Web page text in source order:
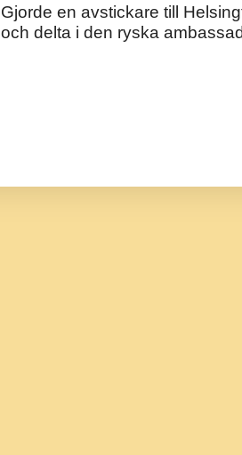
Gjorde en avstickare till
och delta i den ryska